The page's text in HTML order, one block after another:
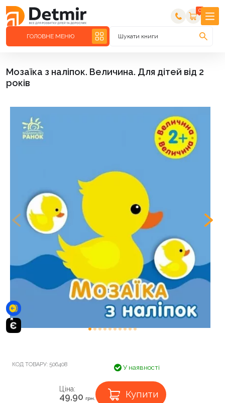
0
ГОЛОВНЕ МЕНЮ Шукати книги
Мозаїка з наліпок. Величина. Для дітей від 2
років
КОД ТОВАРУ: 506408 У наявності
Ціна:
49,90 грн. Купити